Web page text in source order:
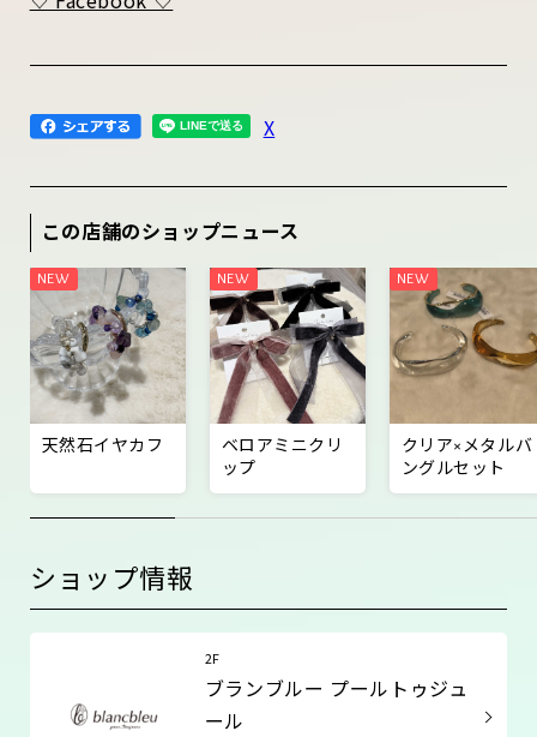
X
この店舗のショップニュース
天然石イヤカフ
ベロアミニクリ
ップ
クリア×メタルバ
ングルセット
ショップ情報
2F
ブランブルー プールトゥジュ
ール